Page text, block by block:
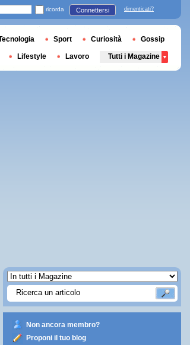
Non ancora membro?
Proponi il tuo blog
ricorda Connettersi dimenticati?
Sport Curiosità Gossip
Lifestyle Lavoro Tutti i Magazine